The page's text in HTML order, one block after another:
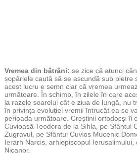
Vremea din bătrâni: se zice că atunci
șopârlele caută să se ascundă sub pietre
acest lucru e semn clar că vremea
următoare. În schimb, în zilele în care
la razele soarelui cât e ziua de lungă, nu
în privința evoluției vremii întrucât ea se
perioada următoare. Creștinii ortodocși îi
Cuvioasă Teodora de la Sihla, pe Sfântul
Zugravul, pe Sfântul Cuvios Mucenic
Ierarh Narcis, arhiepiscopul Ierusalimului,
Nicanor.